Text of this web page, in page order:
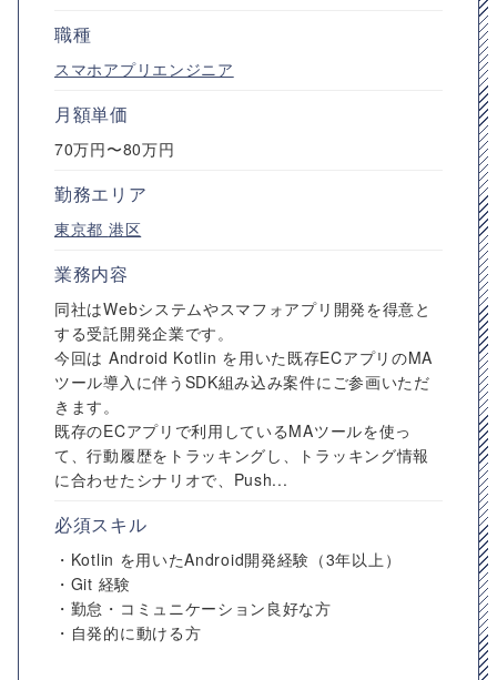
職種
スマホアプリエンジニア
月額単価
70万円〜80万円
勤務エリア
東京都 港区
業務内容
同社はWebシステムやスマフォアプリ開発を得意と
する受託開発企業です。
今回は Android Kotlin を用いた既存ECアプリのMA
ツール導入に伴うSDK組み込み案件にご参画いただ
きます。
既存のECアプリで利用しているMAツールを使っ
て、行動履歴をトラッキングし、トラッキング情報
に合わせたシナリオで、Push...
必須スキル
・Kotlin を用いたAndroid開発経験（3年以上）
・Git 経験
・勤怠・コミュニケーション良好な方
・自発的に動ける方